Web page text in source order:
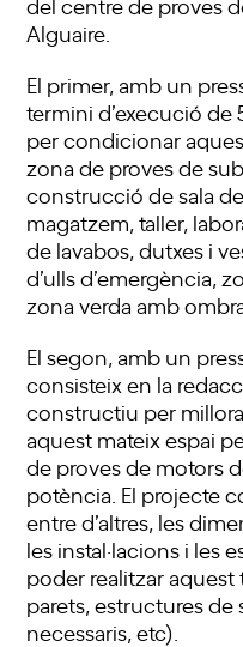
Alguaire.
El primer, amb un
termini d’execució de
per condicionar
zona de proves de
construcció de sala
magatzem, taller,
de lavabos, dutxes i
d’ulls d’emergència,
zona verda amb
El segon, amb un
consisteix en la
constructiu per
aquest mateix espai
de proves de motors
potència. El projecte
entre d’altres, les
les instal·lacions i les
poder realitzar
parets, estructures
necessaris, etc).